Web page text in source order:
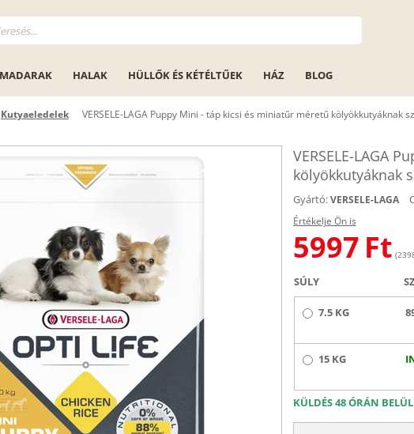
MADARAK HALAK HÜLLŐK ÉS KÉTÉLTŰEK HÁZ BLOG
Kutyaeledelek VERSELE-LAGA Puppy Mini - táp kicsi és miniatűr méretű kölyökkutyáknak
VERSELE-LAGA
kölyökkutyáknak
Gyártó: VERSELE-LAGA
Értékelje Ön is
5997 Ft
SÚLY
7.5 KG
15 KG
KÜLDÉS 48 ÓRÁN BELÜL